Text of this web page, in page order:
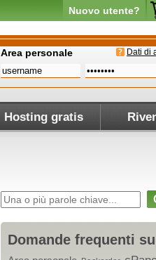
Nuovo utente?
Dati di
Area personale
Hosting gratis
Domande frequenti